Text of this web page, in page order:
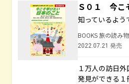
Ｓ０１ 今こ
知っているよ
BOOKS 旅の読み物
2022.07.21 発売
１万人の訪日
発見ができる１